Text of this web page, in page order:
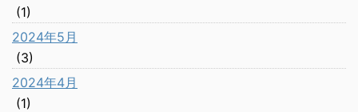
(1)
2024年5月
(3)
2024年4月
(1)